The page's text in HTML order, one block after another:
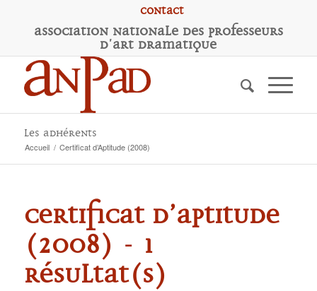
Contact
Association Nationale des Professeurs
d'Art Dramatique
Les adhérents
Accueil / Certificat d’Aptitude (2008)
Certificat d’Aptitude
(2008) - 1
résultat(s)